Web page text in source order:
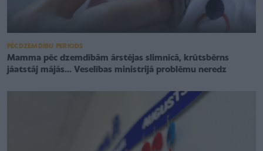
PĒCDZEMDĪBU PERIODS
Mamma pēc dzemdībām ārstējas slimnīcā, krūtsbērns
jāatstāj mājās... Veselības ministrijā problēmu neredz